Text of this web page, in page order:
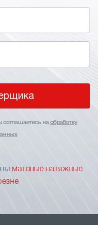
или искусственного
подсветки;
зон.
потолков стоит
на обработку
матовые натяжные